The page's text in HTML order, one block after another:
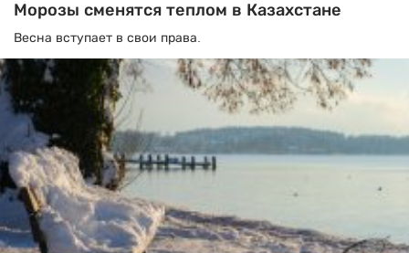
Морозы сменятся теплом в Казахстане
Весна вступает в свои права.